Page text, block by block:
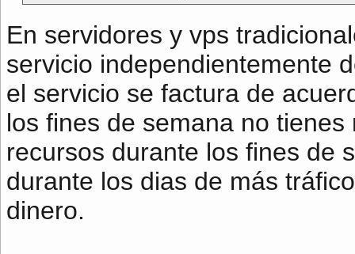
En servidores y vps
servicio independientemente
el servicio se factura de
los fines de semana no
recursos durante los fines de
durante los dias de más
dinero.